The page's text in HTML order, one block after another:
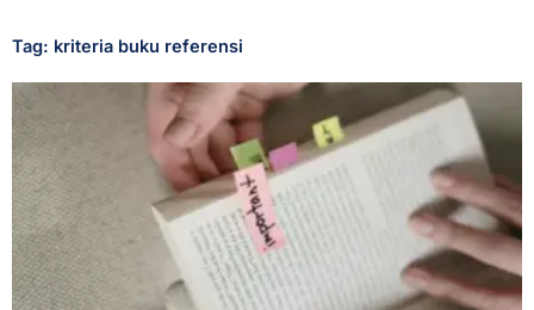
Tag: kriteria buku referensi